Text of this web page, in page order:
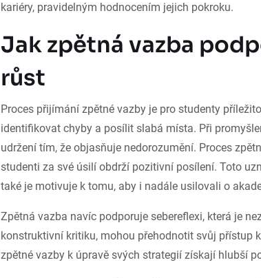
kariéry, pravidelným hodnocením jejich pokroku.
Jak zpětná vazba
růst
Proces přijímání zpětné vazby je pro studenty
identifikovat chyby a posílit slabá místa. Při
udržení tím, že objasňuje nedorozumění. Proces
studenti za své úsilí obdrží pozitivní posílení. Toto
také je motivuje k tomu, aby i nadále usilovali o
Zpětná vazba navíc podporuje sebereflexi, která je
konstruktivní kritiku, mohou přehodnotit svůj přístup
zpětné vazby k úpravě svých strategií získají hlubší